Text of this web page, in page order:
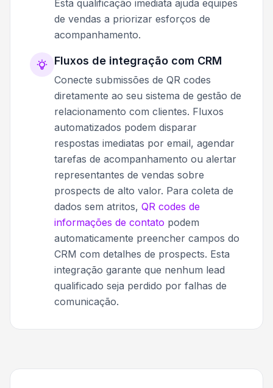
Esta qualificação imediata ajuda equipes
de vendas a priorizar esforços de
acompanhamento.
Fluxos de integração com CRM
Conecte submissões de QR codes
diretamente ao seu sistema de gestão de
relacionamento com clientes. Fluxos
automatizados podem disparar
respostas imediatas por email, agendar
tarefas de acompanhamento ou alertar
representantes de vendas sobre
prospects de alto valor. Para coleta de
dados sem atritos, QR codes de
informações de contato podem
automaticamente preencher campos do
CRM com detalhes de prospects. Esta
integração garante que nenhum lead
qualificado seja perdido por falhas de
comunicação.